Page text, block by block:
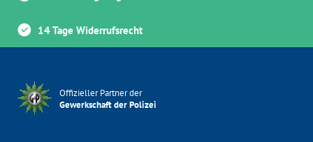
14 Tage Widerrufsrecht
Offizieller Partner der
Gewerkschaft der Polizei